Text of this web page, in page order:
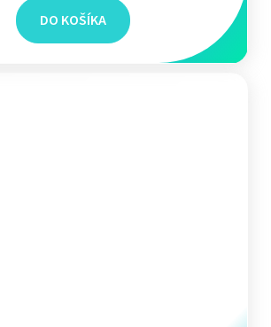
DO KOŠÍKA